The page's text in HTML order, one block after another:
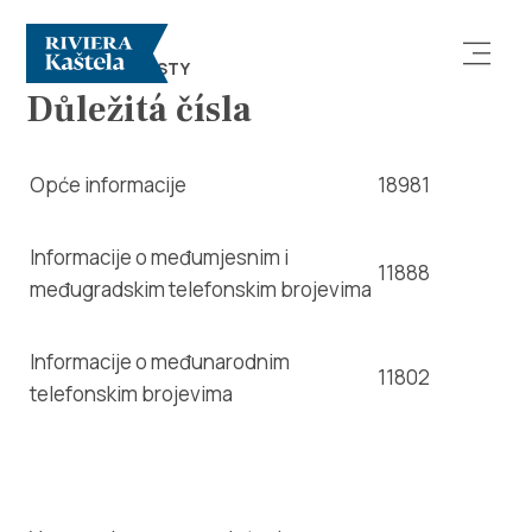
Prozkoumej
Co dělat
TIPY PRO TURISTY
Důležitá čísla
Opće informacije 18981
Informacije o međumjesnim i
međugradskim telefonskim brojevima
11888
Informacije o međunarodnim
telefonskim brojevima
11802